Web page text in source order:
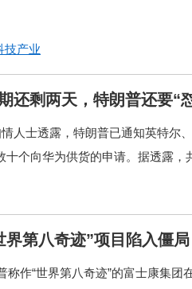
技产业
还剩两天，特朗普还要“
人士透露，特朗普已通知英特尔
十个向华为供货的申请。据透露
界第八奇迹”项目陷入僵
称作“世界第八奇迹”的富士康集